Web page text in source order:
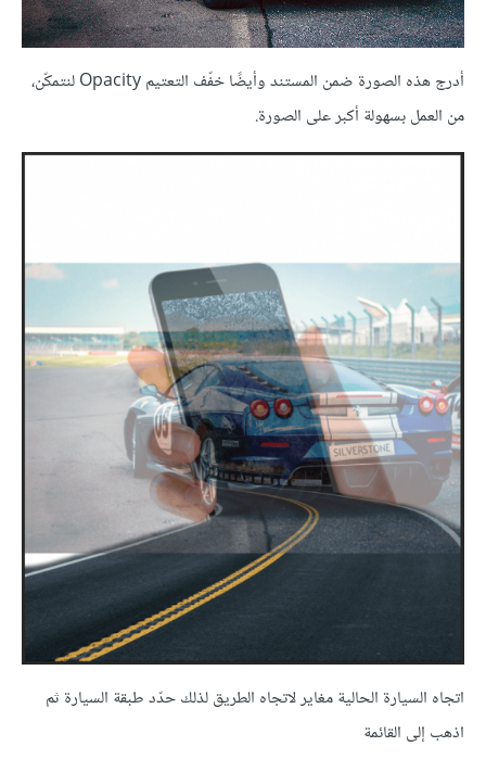
أدرج هذه الصورة ضمن المستند وأيضًا خفّف التعتيم Opacity لنتمكّن،
من العمل بسهولة أكبر على الصورة.
اتجاه السيارة الحالية مغاير لاتجاه الطريق لذلك حدّد طبقة السيارة ثم
اذهب إلى القائمة